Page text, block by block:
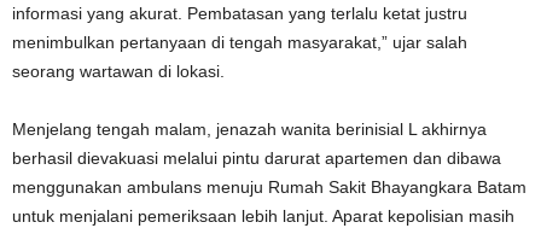
informasi yang akurat. Pembatasan yang terlalu ketat justru
menimbulkan pertanyaan di tengah masyarakat,” ujar salah
seorang wartawan di lokasi.
Menjelang tengah malam, jenazah wanita berinisial L akhirnya
berhasil dievakuasi melalui pintu darurat apartemen dan dibawa
menggunakan ambulans menuju Rumah Sakit Bhayangkara Batam
untuk menjalani pemeriksaan lebih lanjut. Aparat kepolisian masih